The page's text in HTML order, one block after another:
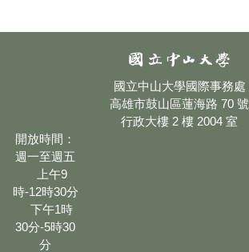
國立中山大學國際事務處
高雄市鼓山區蓮海路 70 號
行政大樓 2 樓 2004 室
開放時間：
週一至週五
上午9
時-12時30分
下午1時
30分-5時30
分